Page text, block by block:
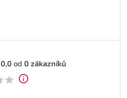
0,0od 0zákazníků